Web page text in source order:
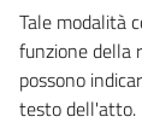
Tale modalità
funzione della
possono
testo dell'atto.